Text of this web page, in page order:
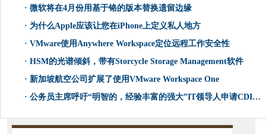
· 微软将在4月份用基于铬的版本替换遗留边缘
· 为什么Apple应该让您在iPhone上定义私人地方
· VMware使用Anywhere Workspace定位远程工作安全性
· HSM的光谱倾斜，带有Storcycle Storage Management软件
· 新加坡航空公司扩展了使用VMware Workspace One
· 公务员主席呼吁“明智的，经验丰富的强大”IT领导人申请CDIO工作